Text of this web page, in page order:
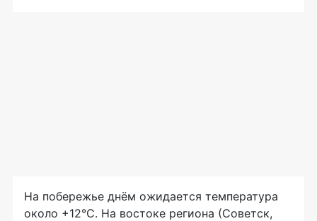
На побережье днём ожидается температура
около +12°C. На востоке региона (Советск,